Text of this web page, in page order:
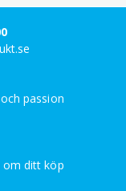
passion
ditt köp